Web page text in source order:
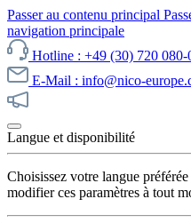
Passer au contenu principal
navigation principale
Hotline : +49 (30) 720 080-
E-Mail : info@nico-
Langue et disponibilité
Choisissez votre langue
modifier ces paramètres à tout